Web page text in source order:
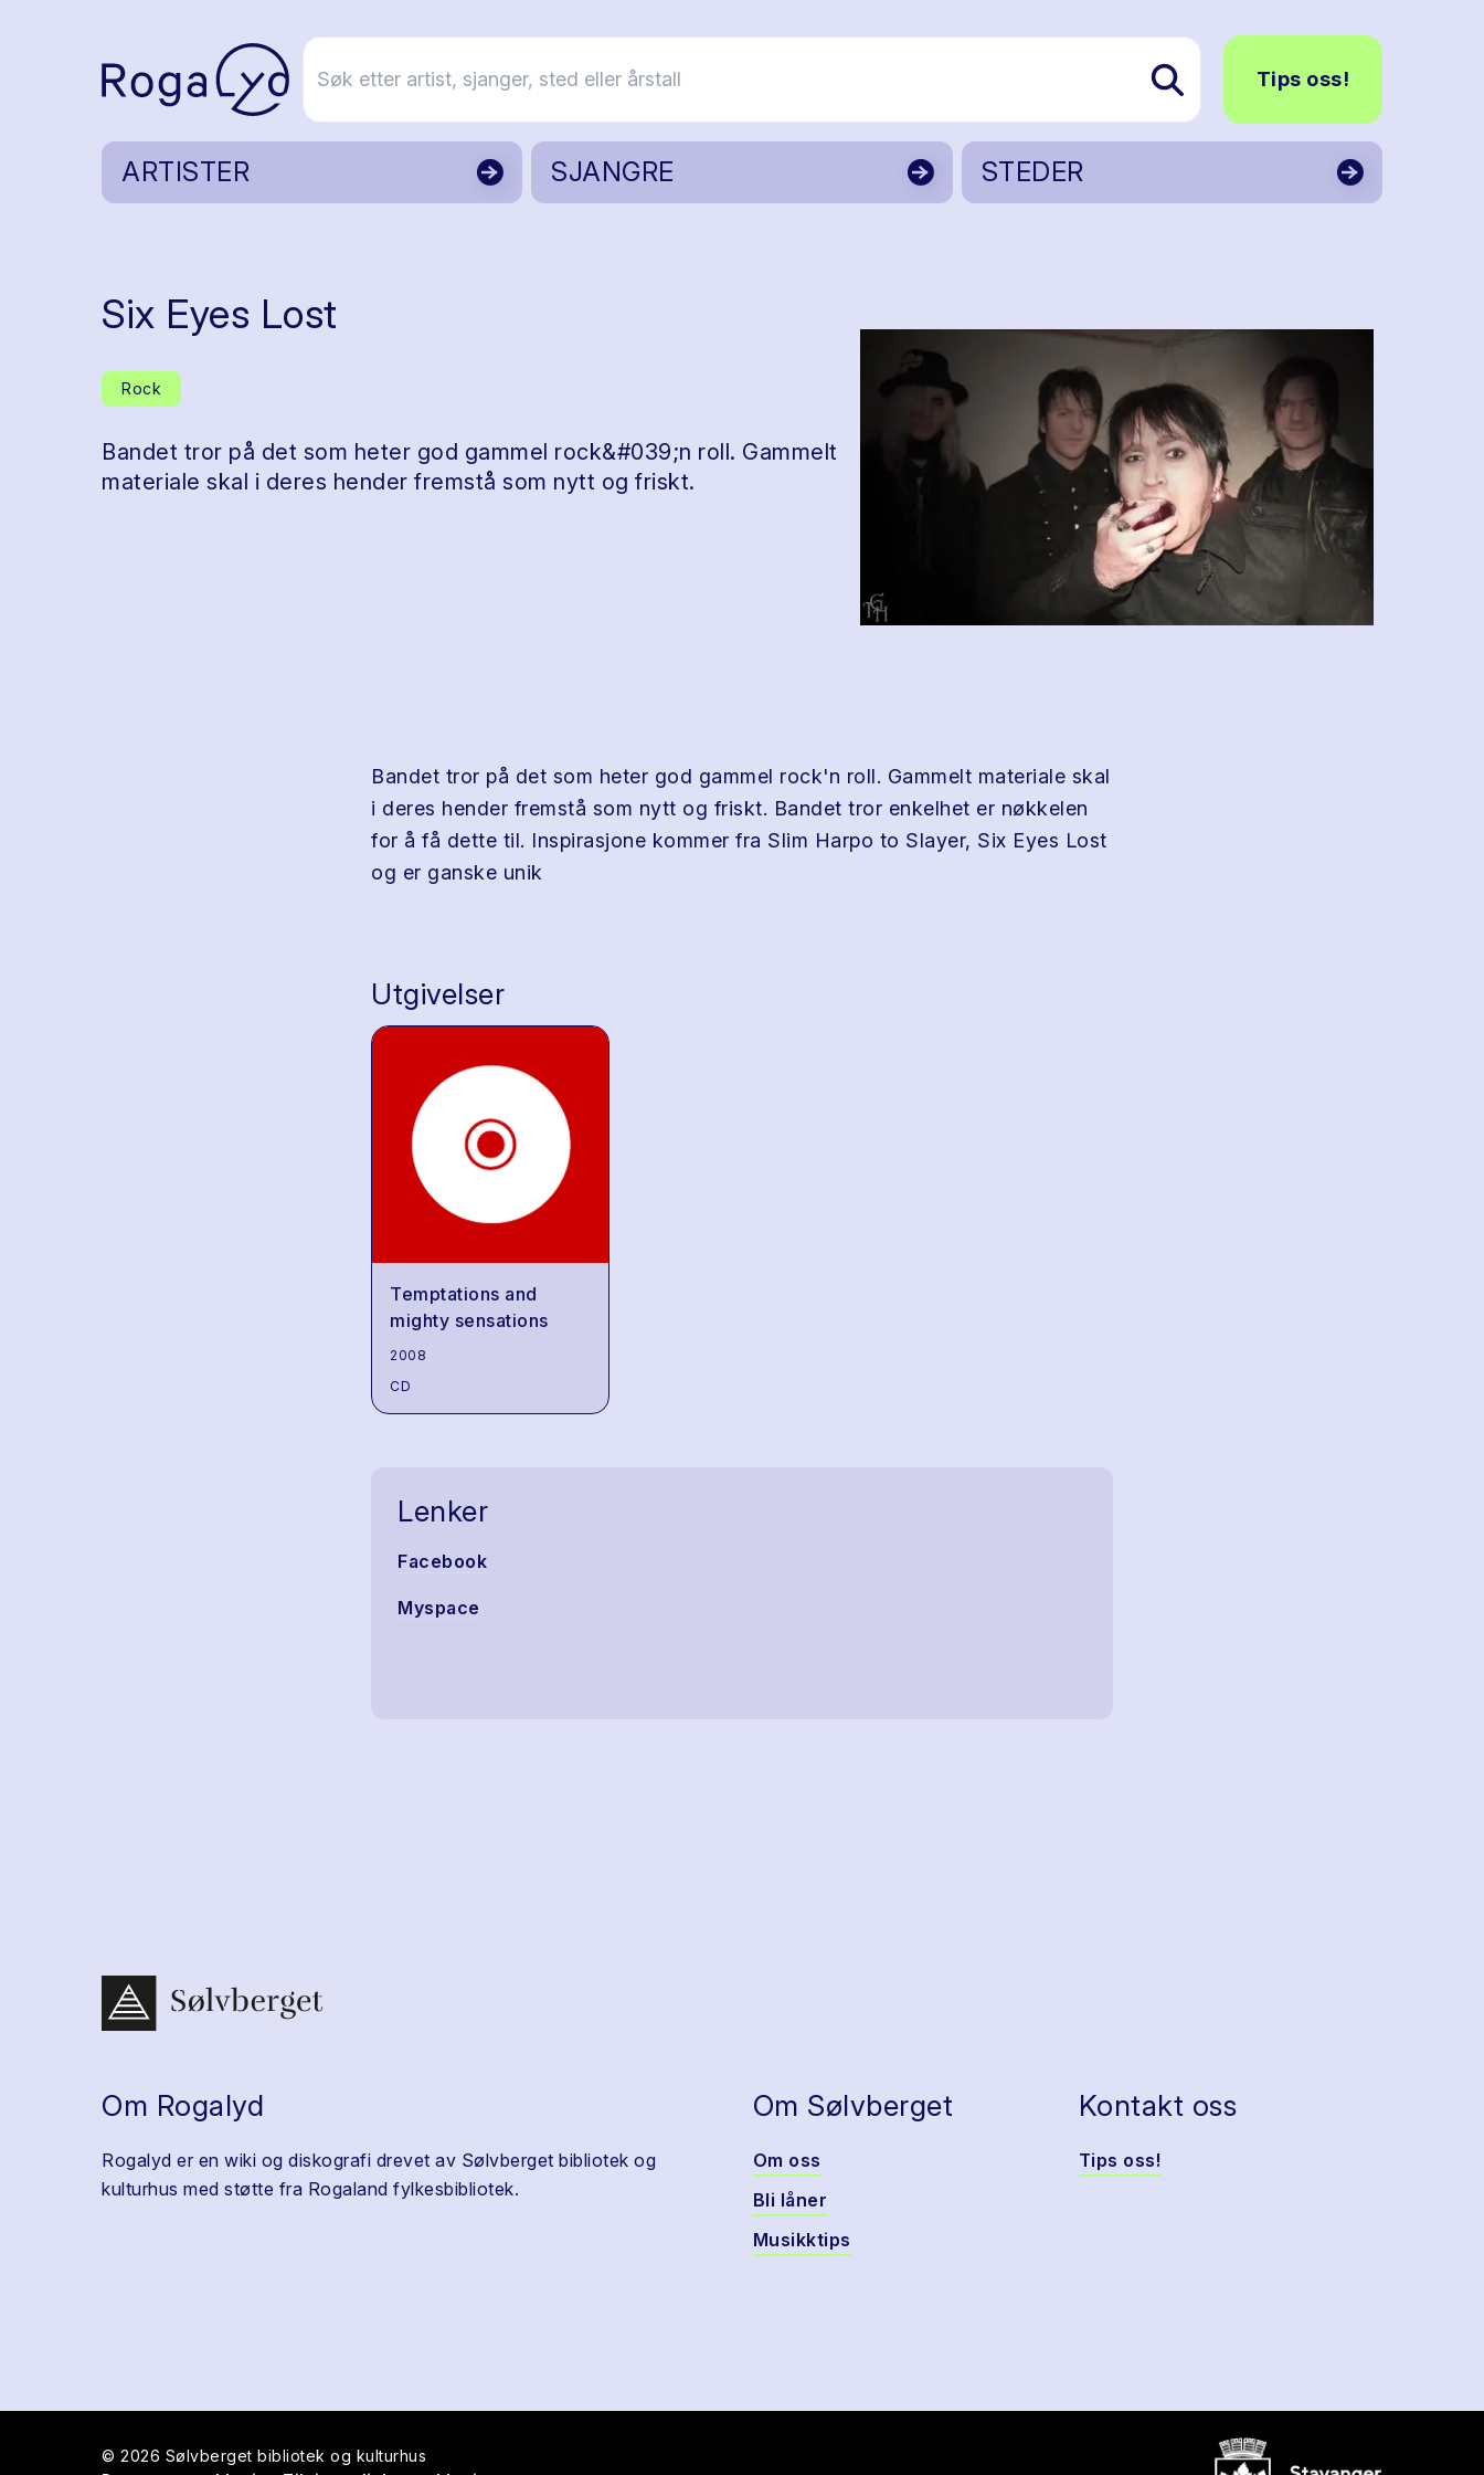
Tips oss!
ARTISTER SJANGRE STEDER
Six Eyes Lost
Rock
Bandet tror på det som heter god gammel rock&#039;n roll. Gammelt
materiale skal i deres hender fremstå som nytt og friskt.
Bandet tror på det som heter god gammel rock'n roll. Gammelt materiale skal
i deres hender fremstå som nytt og friskt. Bandet tror enkelhet er nøkkelen
for å få dette til. Inspirasjone kommer fra Slim Harpo to Slayer, Six Eyes Lost
og er ganske unik
Utgivelser
Temptations and
mighty sensations
2008
CD
Lenker
Facebook
Myspace
Om Rogalyd
Rogalyd er en wiki og diskografi drevet av Sølvberget bibliotek og
kulturhus med støtte fra Rogaland fylkesbibliotek.
Om Sølvberget
Om oss
Bli låner
Musikktips
Kontakt oss
Tips oss!
© 2026 Sølvberget bibliotek og kulturhus